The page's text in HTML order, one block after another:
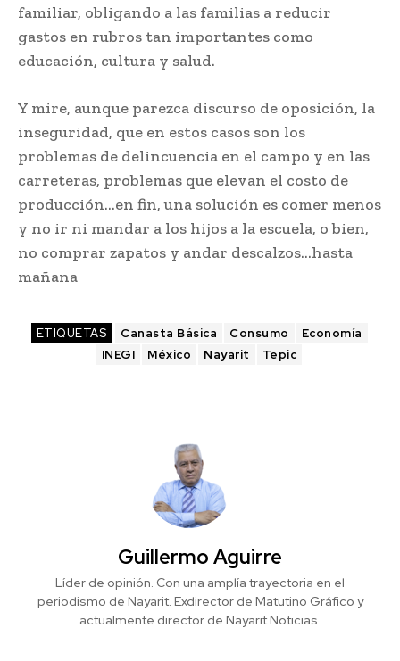
familiar, obligando a las familias a reducir
gastos en rubros tan importantes como
educación, cultura y salud.
Y mire, aunque parezca discurso de oposición, la
inseguridad, que en estos casos son los
problemas de delincuencia en el campo y en las
carreteras, problemas que elevan el costo de
producción…en fin, una solución es comer menos
y no ir ni mandar a los hijos a la escuela, o bien,
no comprar zapatos y andar descalzos…hasta
mañana
ETIQUETAS Canasta Básica Consumo
Economía
INEGI
México Nayarit Tepic
Guillermo Aguirre
Líder de opinión. Con una amplía trayectoria en el
periodismo de Nayarit. Exdirector de Matutino Gráfico y
actualmente director de Nayarit Noticias.